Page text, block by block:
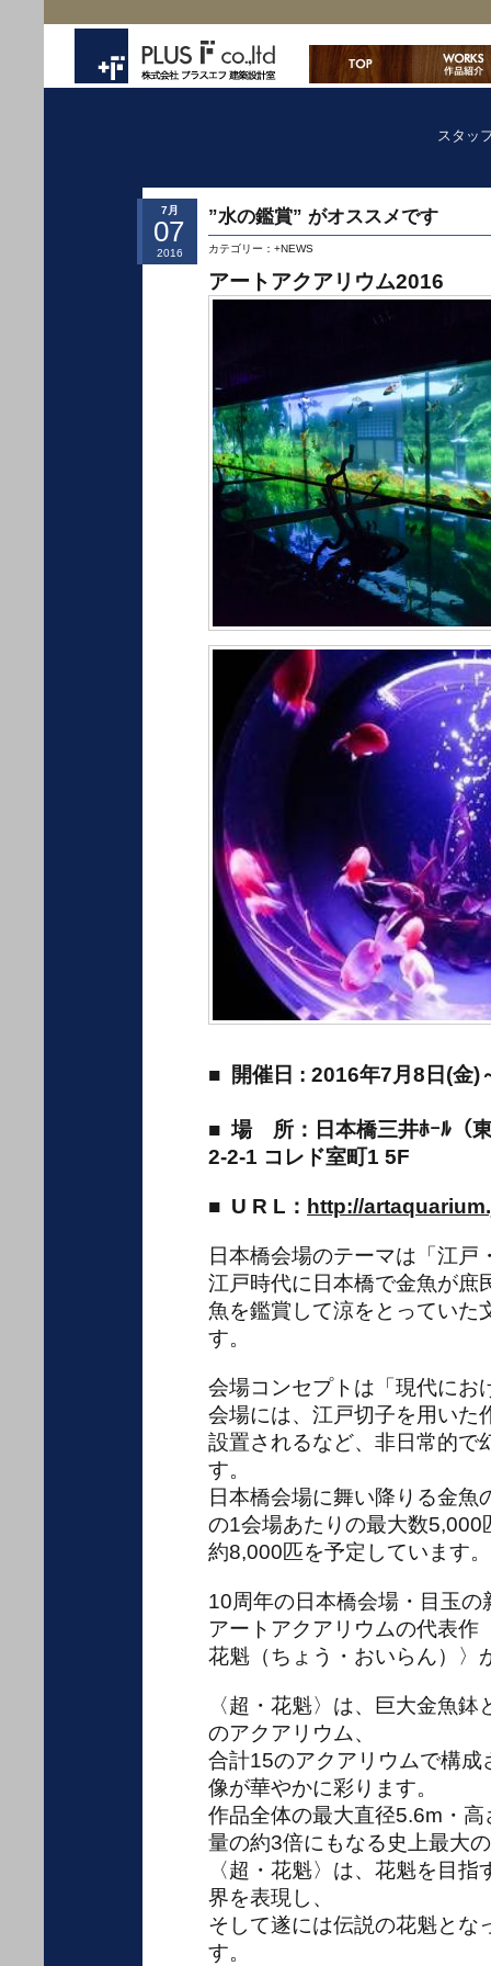
スタッ
7月
07
2016
”水の鑑賞” がオススメです
カテゴリー： +NEWS
アートアクアリウム2016
■ 開催日 : 2016年7月8日(金)
■ 場 所：日本橋三井ﾎｰﾙ（
2-2-1 コレド室町1 5F
■ U R L： http://
日本橋会場のテーマは「江戸
江戸時代に日本橋で金魚が庶
魚を鑑賞して涼をとっていた
す。
会場コンセプトは「現代にお
会場には、江戸切子を用いた
設置されるなど、非日常的で
す。
日本橋会場に舞い降りる金魚
の1会場あたりの最大数5,000
約8,000匹を予定しています。
10周年の日本橋会場・目玉の
アートアクアリウムの代表作
花魁 （ちょう・おいらん） 〉
〈超・花魁〉は、巨大金魚
のアクアリウム、
合計15のアクアリウムで構
像が華やかに彩ります。
作品全体の最大直径5.6m・
量の約3倍にもなる史上最大
〈超・花魁〉は、花魁を目
界を表現し、
そして遂には伝説の花魁とな
す。